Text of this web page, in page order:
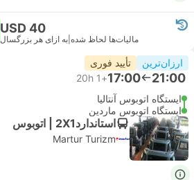
USD 40
مالیات‌ها لحاظ شده به ازای هر بزرگسال
ارزان‌ترین تأیید فوری
21:00
17:00
+1
20h
ایستگاه اتوبوس آنتالیا
ایستگاه اتوبوس ماردین
استاندارد2X1 | اتوبوس
Martur Turizm